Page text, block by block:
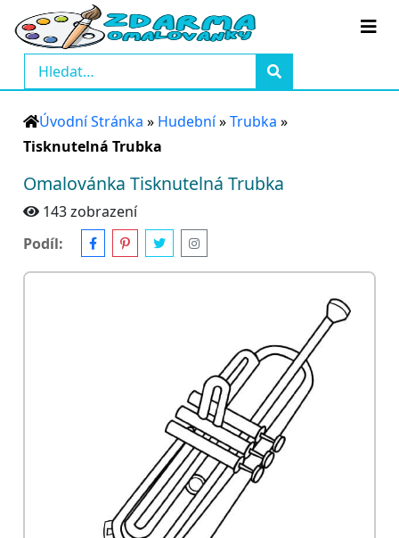
Úvodní Stránka » Hudební»Trubka »
Tisknutelná Trubka
Omalovánka Tisknutelná Trubka
143 zobrazení
Podíl: